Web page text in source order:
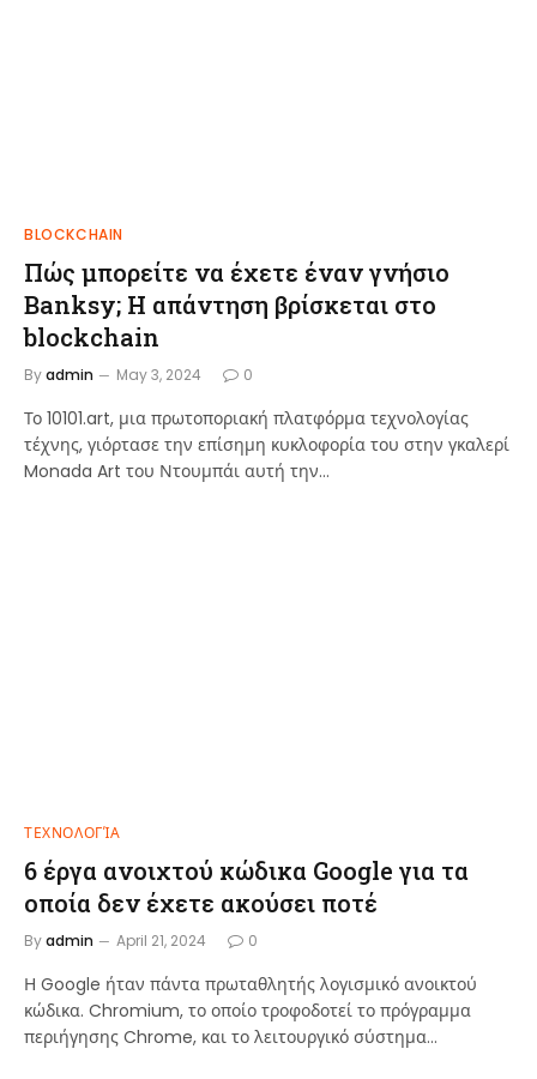
BLOCKCHAIN
Πώς μπορείτε να έχετε έναν γνήσιο
Banksy; Η απάντηση βρίσκεται στο
blockchain
Byadmin May 3, 2024 0
Το 10101.art, μια πρωτοποριακή πλατφόρμα τεχνολογίας
τέχνης, γιόρτασε την επίσημη κυκλοφορία του στην γκαλερί
Monada Art του Ντουμπάι αυτή την…
ΤΕΧΝΟΛΟΓΊΑ
6 έργα ανοιχτού κώδικα Google για τα
οποία δεν έχετε ακούσει ποτέ
Byadmin April 21, 2024 0
Η Google ήταν πάντα πρωταθλητής λογισμικό ανοικτού
κώδικα. Chromium, το οποίο τροφοδοτεί το πρόγραμμα
περιήγησης Chrome, και το λειτουργικό σύστημα…